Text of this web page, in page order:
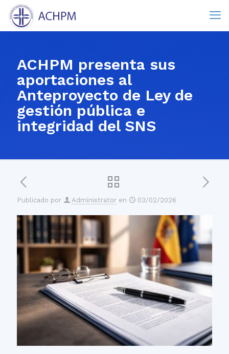
ACHPM presenta sus
aportaciones al
Anteproyecto de Ley de
gestión pública e
integridad del SNS
Publicado por Administrator en 03/02/2026